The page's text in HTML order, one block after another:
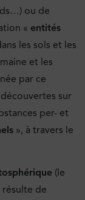
ou de
« entités
les sols et les
et les
par ce
sur
per- et
», à travers le
(le
résulte de